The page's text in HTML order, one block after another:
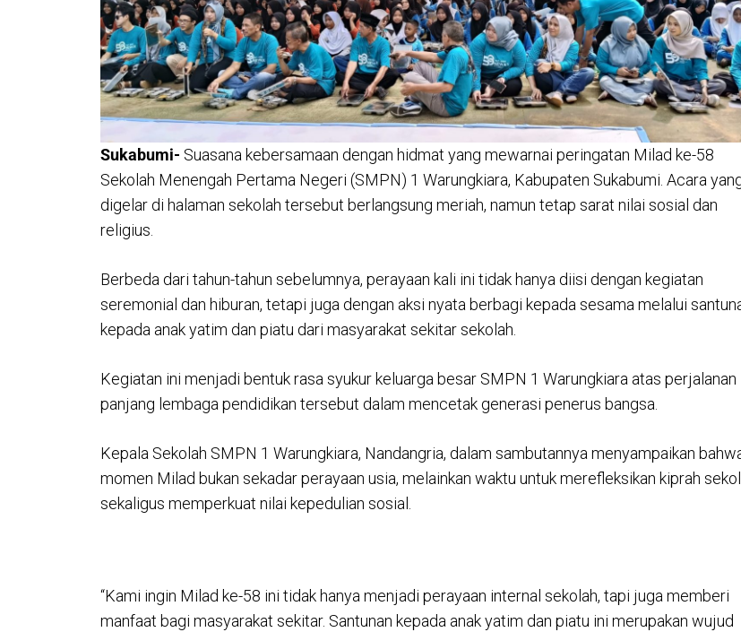
Sukabumi- Suasana kebersamaan dengan hidmat yang mewarnai peringatan Milad ke-58
Sekolah Menengah Pertama Negeri (SMPN) 1 Warungkiara, Kabupaten Sukabumi. Acara
digelar di halaman sekolah tersebut berlangsung meriah, namun tetap sarat nilai sosial dan
religius.
Berbeda dari tahun-tahun sebelumnya, perayaan kali ini tidak hanya diisi dengan kegiatan
seremonial dan hiburan, tetapi juga dengan aksi nyata berbagi kepada sesama melalui
kepada anak yatim dan piatu dari masyarakat sekitar sekolah.
Kegiatan ini menjadi bentuk rasa syukur keluarga besar SMPN 1 Warungkiara atas perjalanan
panjang lembaga pendidikan tersebut dalam mencetak generasi penerus bangsa.
Kepala Sekolah SMPN 1 Warungkiara, Nandangria, dalam sambutannya menyampaikan
momen Milad bukan sekadar perayaan usia, melainkan waktu untuk merefleksikan kiprah
sekaligus memperkuat nilai kepedulian sosial.
“Kami ingin Milad ke-58 ini tidak hanya menjadi perayaan internal sekolah, tapi juga memberi
manfaat bagi masyarakat sekitar. Santunan kepada anak yatim dan piatu ini merupakan wujud